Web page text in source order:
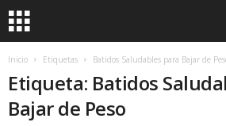
Inicio Etiquetas Batidos Saludables para Bajar de
Etiqueta: Batidos
Bajar de Peso